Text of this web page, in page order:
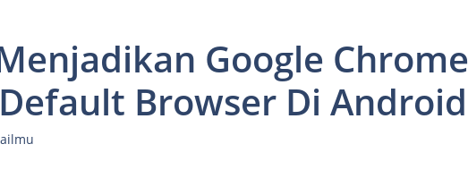
Google Chrome
Browser Di Android